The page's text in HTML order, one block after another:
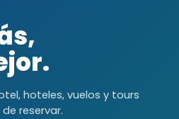
hoteles, vuelos y tours
reservar.